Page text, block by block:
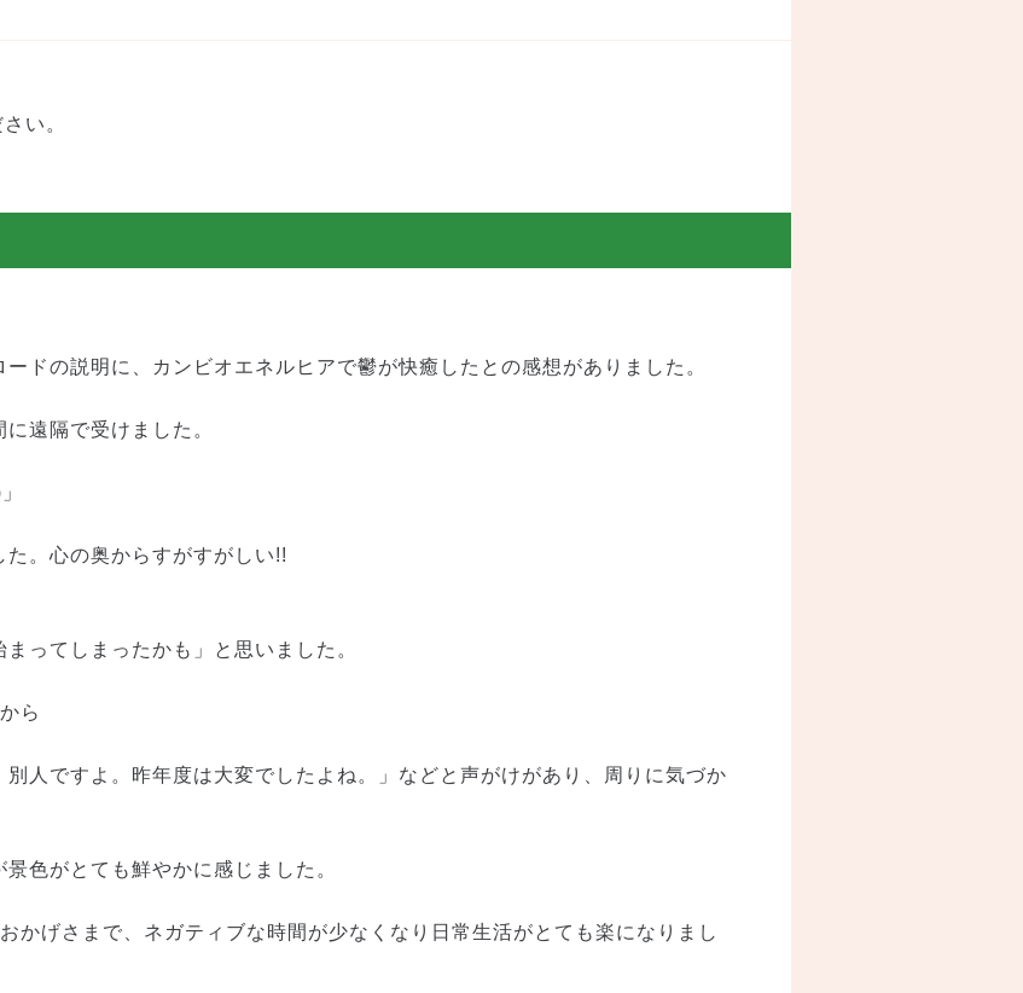
い。
ドの説明に、カンビオエネルヒアで鬱が快癒したとの感想がありました。
遠隔で受けました。
。心の奥からすがすがしい!!
ってしまったかも」と思いました。
ら
別人ですよ。昨年度は大変でしたよね。」などと声がけがあり、周りに気づか
色がとても鮮やかに感じました。
かげさまで、ネガティブな時間が少なくなり日常生活がとても楽になりまし